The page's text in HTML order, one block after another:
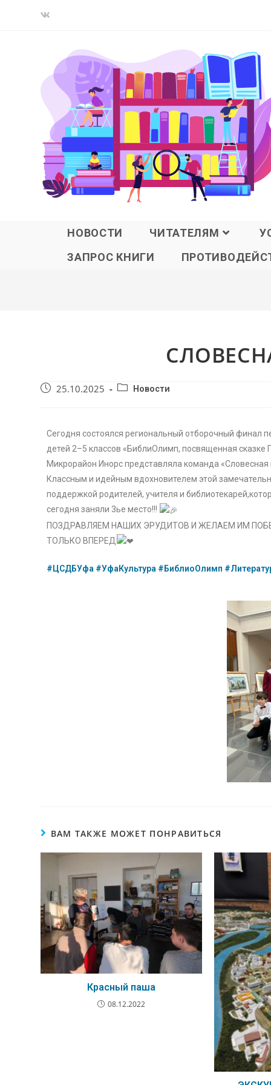
НОВОСТИ ЧИТАТЕЛЯМ
ЗАПРОС КНИГИ
25.10.2025 Новости
Сегодня состоялся региональный отборочный финал
детей 2–5 классов «БиблиОлимп, посвященная сказке
Микрорайон Инорс представляла команда
Классным и идейным вдохновителем этой
поддержкой родителей, учителя и
сегодня заняли 3ье место!!!
ПОЗДРАВЛЯЕМ НАШИХ ЭРУДИТОВ И ЖЕЛАЕМ ИМ
ТОЛЬКО ВПЕРЕД
#ЦСДБУфа #УфаКультура #БиблиоОлимп
ВАМ ТАКЖЕ МОЖЕТ ПОНРАВИТЬСЯ
Красный паша
08.12.2022